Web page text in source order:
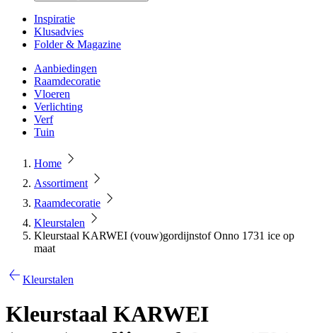
Inspiratie
Klusadvies
Folder & Magazine
Aanbiedingen
Raamdecoratie
Vloeren
Verlichting
Verf
Tuin
Home
Assortiment
Raamdecoratie
Kleurstalen
Kleurstaal KARWEI (vouw)gordijnstof Onno 1731 ice op
maat
Kleurstalen
Kleurstaal KARWEI